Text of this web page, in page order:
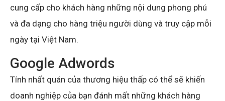
cung cấp cho khách hàng những nội dung phong phú
và đa dạng cho hàng triệu người dùng và truy cập mỗi
ngày tại Việt Nam.
Google Adwords
Tính nhất quán của thương hiệu thấp có thể sẽ khiến
doanh nghiệp của bạn đánh mất những khách hàng